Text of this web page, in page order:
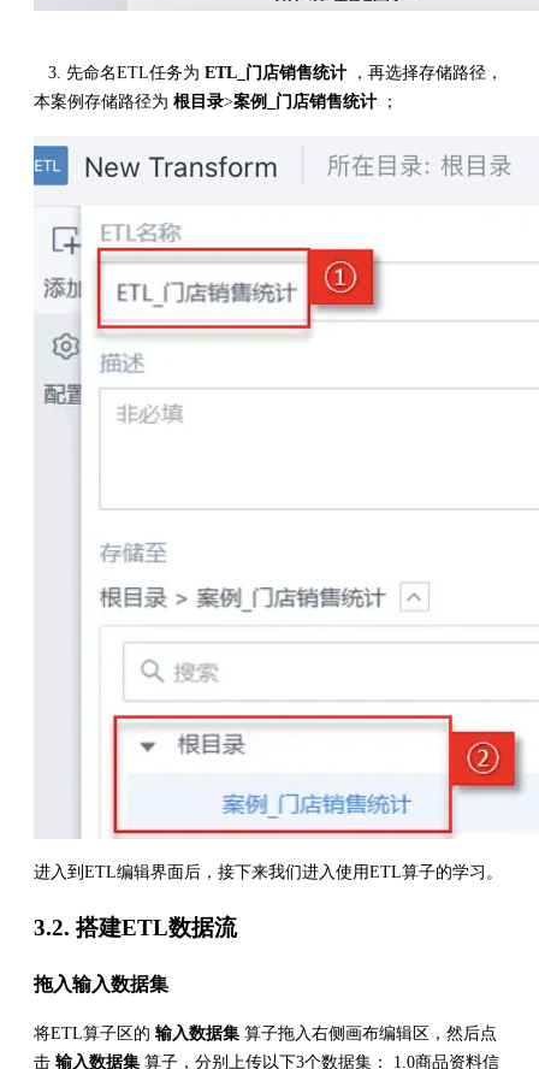
3. 先命名ETL任务为 ETL_门店销售统计 ，再选择存储路径，
本案例存储路径为 根目录>案例_门店销售统计 ；
进入到ETL编辑界面后，接下来我们进入使用ETL算子的学习。
3.2. 搭建ETL数据流
拖入输入数据集
将ETL算子区的 输入数据集 算子拖入右侧画布编辑区，然后点
击 输入数据集 算子，分别上传以下3个数据集： 1.0商品资料信